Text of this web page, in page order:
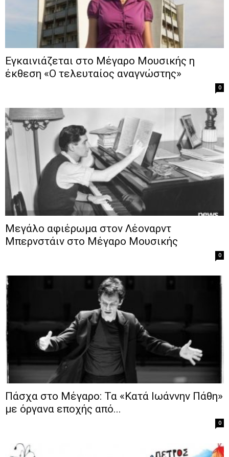
Εγκαινιάζεται στο Μέγαρο Μουσικής η
έκθεση «Ο τελευταίος αναγνώστης»
0
Μεγάλο αφιέρωμα στον Λέοναρντ
Μπερνστάιν στο Μέγαρο Μουσικής
0
Πάσχα στο Μέγαρο: Τα «Kατά Ιωάννην Πάθη»
με όργανα εποχής από...
0